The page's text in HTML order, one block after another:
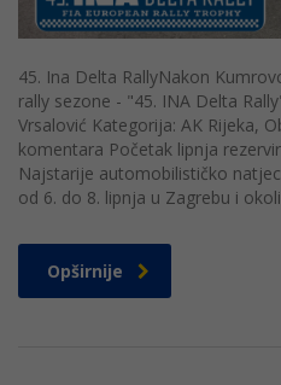
45. Ina Delta RallyNakon
rally sezone - "45. INA Delta
Vrsalović Kategorija: AK Rijeka,
komentara Početak lipnja
Najstarije automobilističko
od 6. do 8. lipnja u Zagrebu i
Opširnije